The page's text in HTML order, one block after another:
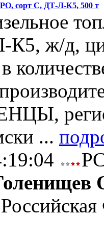
сорт C, ДТ-Л-К5, 500 т
К5, ж/д,
...